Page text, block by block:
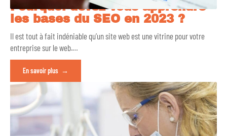
Pourquoi devez-vous apprendre
les bases du SEO en 2023 ?
Il est tout à fait indéniable qu’un site web est une vitrine pour votre
entreprise sur le web.…
En savoir plus